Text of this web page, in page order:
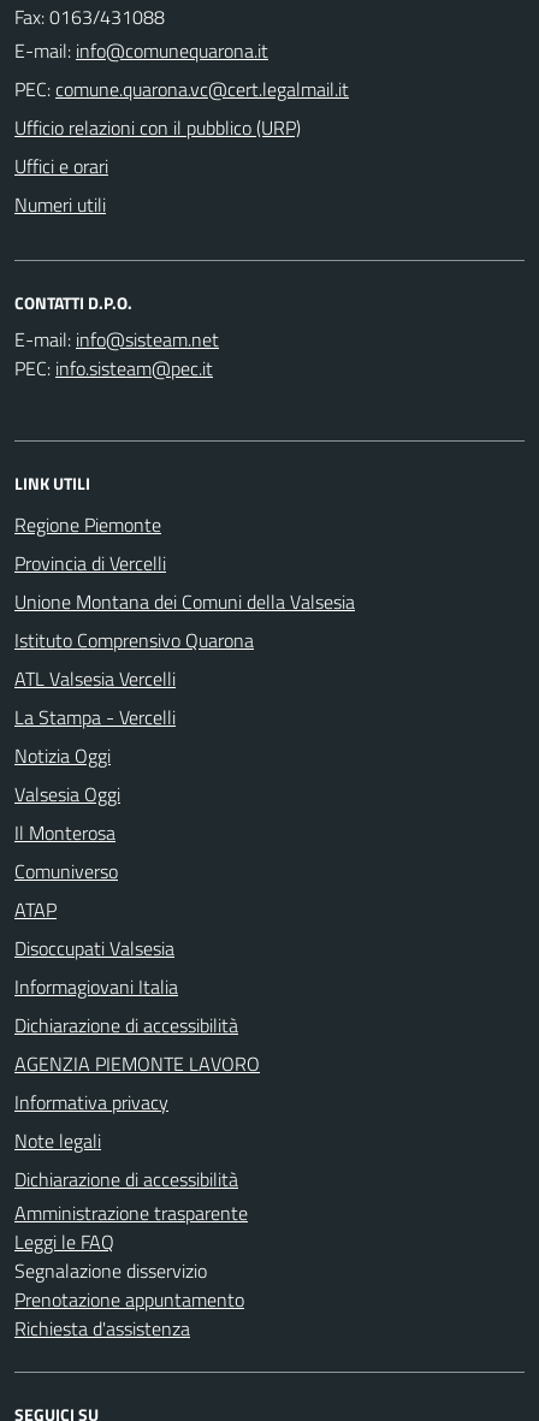
Fax: 0163/431088
E-mail:
PEC:
Ufficio relazioni con il pubblico (URP)
Uffici e orari
Numeri utili
CONTATTI D.P.O.
E-mail:
PEC:
LINK UTILI
Regione Piemonte
Provincia di Vercelli
Unione Montana dei Comuni della Valsesia
Istituto Comprensivo Quarona
ATL Valsesia Vercelli
La Stampa - Vercelli
Notizia Oggi
Valsesia Oggi
Il Monterosa
Comuniverso
ATAP
Disoccupati Valsesia
Informagiovani Italia
Dichiarazione di accessibilità
AGENZIA PIEMONTE LAVORO
Informativa privacy
Note legali
Dichiarazione di accessibilità
Amministrazione trasparente
Leggi le FAQ
Segnalazione disservizio
Prenotazione appuntamento
Richiesta d'assistenza
SEGUICI SU